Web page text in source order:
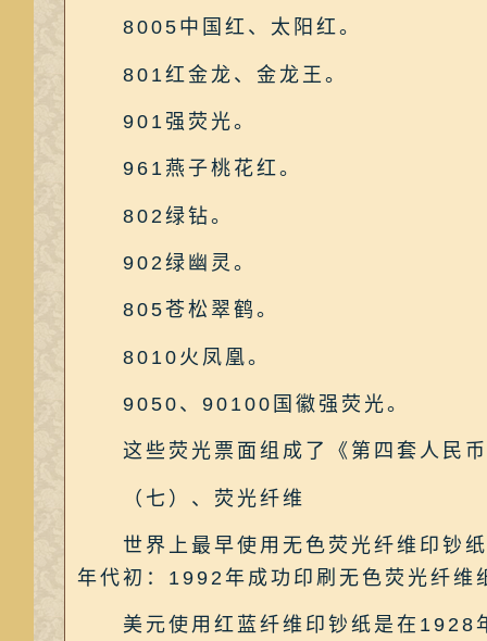
8005中国红、太阳红。
801红金龙、金龙王。
901强荧光。
961燕子桃花红。
802绿钻。
902绿幽灵。
805苍松翠鹤。
8010火凤凰。
9050、90100国徽强荧光。
这些荧光票面组成了《第四套人民币
（七）、荧光纤维
世界上最早使用无色荧光纤维印钞纸
年代初：1992年成功印刷无色荧光纤
美元使用红蓝纤维印钞纸是在1928